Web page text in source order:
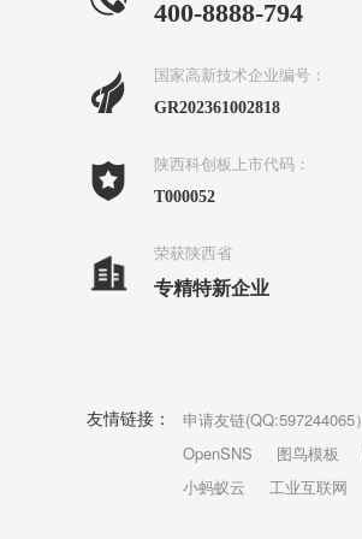
400-8888-794
国家高新技术企业编号：
GR202361002818
陕西科创板上市代码：
T000052
荣获陕西省
专精特新企业
友情链接： 申请友链(QQ:597244065）
OpenSNS
图鸟模板
小蚂蚁云
工业互联网